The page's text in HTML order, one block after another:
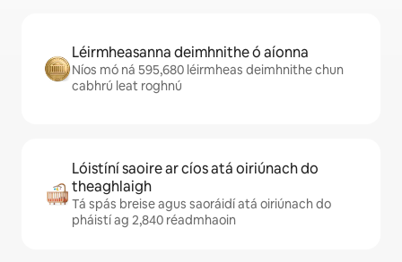
Léirmheasanna deimhnithe ó aíonna
Níos mó ná 595,680 léirmheas deimhnithe chun
cabhrú leat roghnú
Lóistíní saoire ar cíos atá oiriúnach do
theaghlaigh
Tá spás breise agus saoráidí atá oiriúnach do
pháistí ag 2,840 réadmhaoin